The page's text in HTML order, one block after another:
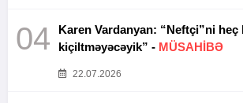
04
Karen Vardanyan: “Neftçi”ni heç
kiçiltməyəcəyik” - MÜSAHİBƏ
22.07.2026